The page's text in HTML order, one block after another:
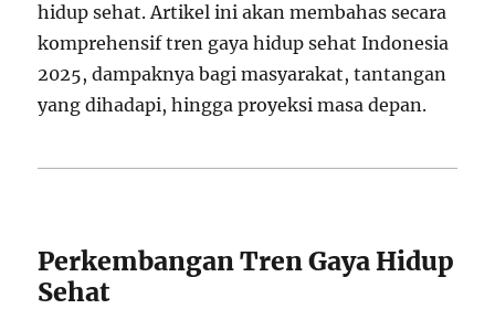
hidup sehat. Artikel ini akan membahas secara
komprehensif tren gaya hidup sehat Indonesia
2025, dampaknya bagi masyarakat, tantangan
yang dihadapi, hingga proyeksi masa depan.
Perkembangan Tren Gaya Hidup
Sehat